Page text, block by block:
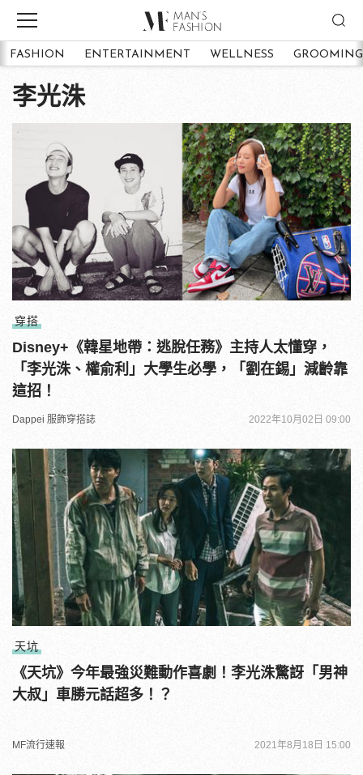
FASHION ENTERTAINMENT WELLNESS GROOMING
李光洙
穿搭
Disney+《韓星地帶：逃脫任務》主持人太懂穿，
「李光洙、權俞利」大學生必學，「劉在錫」減齡靠
這招！
Dappei 服飾穿搭誌 2022年10月02日 09:00
天坑
《天坑》今年最強災難動作喜劇！李光洙驚訝「男神
大叔」車勝元話超多！？
MF流行速報 2021年8月18日 15:00